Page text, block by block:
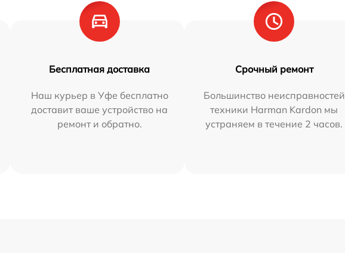
Бесплатная доставка
Наш курьер в Уфе бесплатно
доставит ваше устройство на
ремонт и обратно.
Срочный ремонт
Большинство неисправностей
техники Harman Kardon мы
устраняем в течение 2 часов.